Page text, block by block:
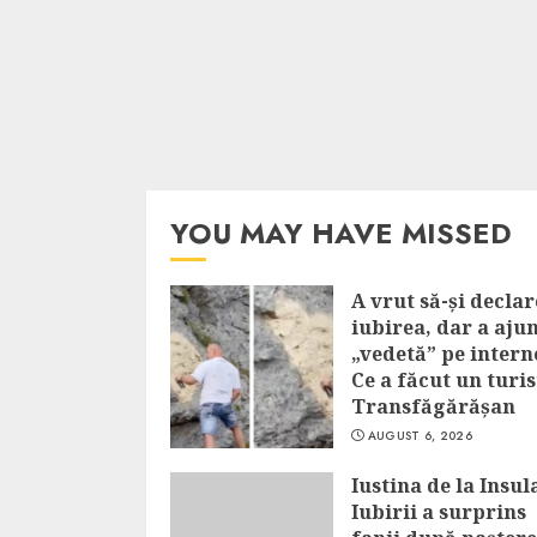
YOU MAY HAVE MISSED
A vrut să-și
iubirea, dar a
„vedetă” pe
Ce a făcut un
Transfăgărășan
AUGUST 6, 2026
Iustina de la
Iubirii a surprins